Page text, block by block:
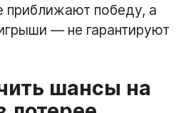
приближают победу, а
— не гарантируют
шансы на